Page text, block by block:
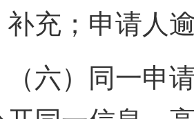
补充；申请人
）同一申请